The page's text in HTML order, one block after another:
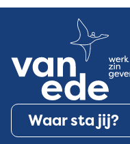
Waar sta jij?